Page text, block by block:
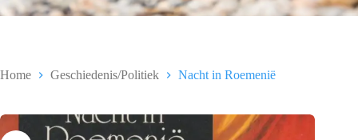
Home Geschiedenis/Politiek Nacht in Roemenië